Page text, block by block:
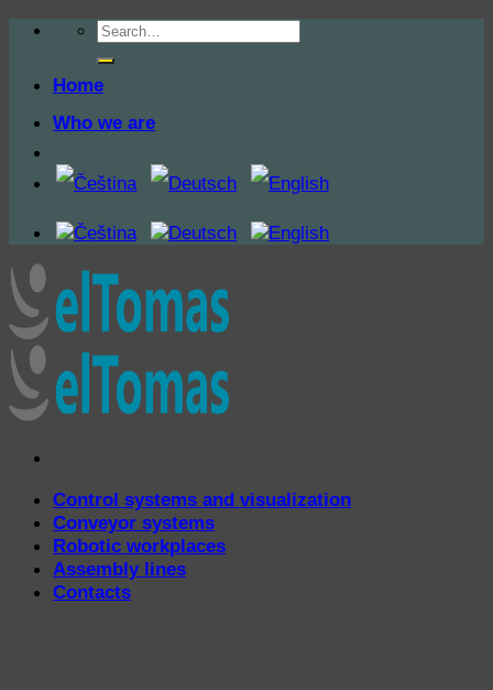
Skip
contentHome
Who we are
Control systems and visualization
Conveyor systems
Robotic workplaces
Assembly lines
Contacts